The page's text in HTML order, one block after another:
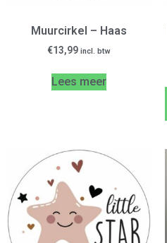
Muurcirkel – Haas
€13,99 incl. btw
Lees meer